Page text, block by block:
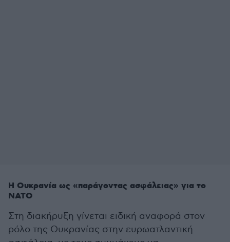
Η Ουκρανία ως «παράγοντας ασφάλειας» για το
ΝΑΤΟ
Στη διακήρυξη γίνεται ειδική αναφορά στον
ρόλο της Ουκρανίας στην ευρωατλαντική